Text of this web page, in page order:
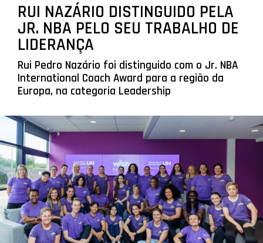
RUI NAZÁRIO DISTINGUIDO PELA
JR. NBA PELO SEU TRABALHO DE
LIDERANÇA
Rui Pedro Nazário foi distinguido com o Jr. NBA
International Coach Award para a região da
Europa, na categoria Leadership